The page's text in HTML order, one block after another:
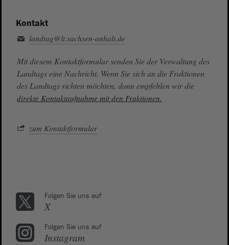
Kontakt
landtag@lt.sachsen-anhalt.de
Mit diesem Kontaktformular senden Sie der Verwaltung des
Landtags eine Nachricht. Wenn Sie sich an die Fraktionen
des Landtags richten möchten, dann empfehlen wir die
direkte Kontaktaufnahme mit den Fraktionen.
zum Kontaktformular
Folgen Sie uns auf
X
Folgen Sie uns auf
Instagram